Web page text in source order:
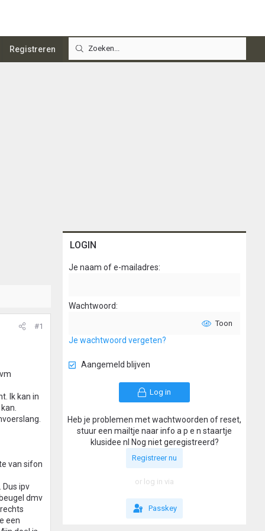
Registreren
#1
Ik kan in
van sifon
ipv
dmv
een
LOGIN
Je naam of e-mailadres
Wachtwoord
Toon
Je wachtwoord vergeten?
Aangemeld blijven
Log in
Heb je problemen met wachtwoorden of reset,
stuur een mailtje naar info a p e n staartje
klusidee nl Nog niet geregistreerd?
Registreer nu
or log in via
Passkey